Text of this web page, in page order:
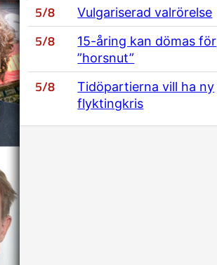
5/8 Vulgariserad valrörelse
5/8
15-åring kan dömas för
”horsnut”
5/8
Tidöpartierna vill ha ny
flyktingkris